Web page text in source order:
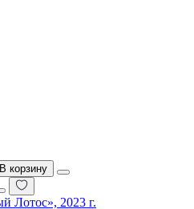
В корзину